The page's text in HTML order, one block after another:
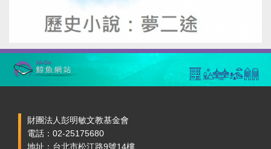
財團法人彭明敏文教基金會
電話：02-25175680
地址：台北市松江路9號14樓